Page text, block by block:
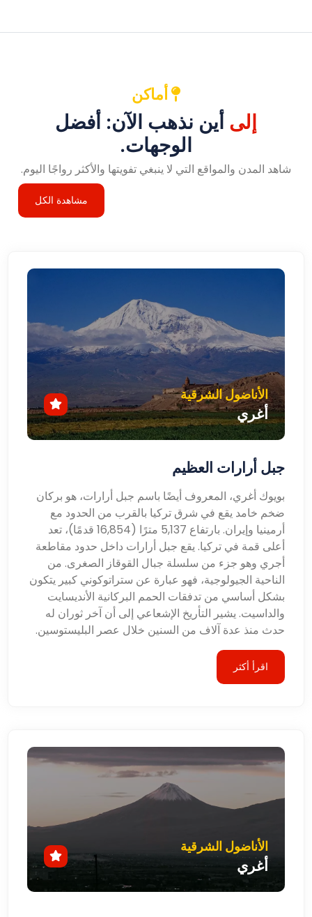
أماكن
إلى أين نذهب الآن: أفضل
الوجهات.
شاهد المدن والمواقع التي لا ينبغي تفويتها والأكثر رواجًا اليوم.
مشاهدة الكل
الأناضول الشرقية
أغري
جبل أرارات العظيم
بويوك أغري، المعروف أيضًا باسم جبل أرارات، هو بركان
ضخم خامد يقع في شرق تركيا بالقرب من الحدود مع
أرمينيا وإيران. بارتفاع 5,137 مترًا (16,854 قدمًا)، تعد
أعلى قمة في تركيا. يقع جبل أرارات داخل حدود مقاطعة
أجري وهو جزء من سلسلة جبال القوقاز الصغرى. من
الناحية الجيولوجية، فهو عبارة عن ستراتوكوني كبير يتكون
بشكل أساسي من تدفقات الحمم البركانية الأنديسايت
والداسيت. يشير التأريخ الإشعاعي إلى أن آخر ثوران له
حدث منذ عدة آلاف من السنين خلال عصر البليستوسين.
اقرأ أكثر
الأناضول الشرقية
أغري